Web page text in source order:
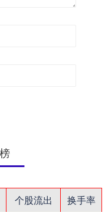
个股流出
换手率